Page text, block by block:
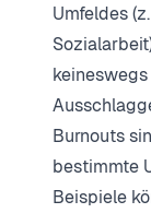
Umfeldes
Burnouts
bestimmte
Beispiele